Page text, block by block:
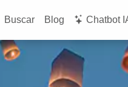
Buscar Blog Chatbot